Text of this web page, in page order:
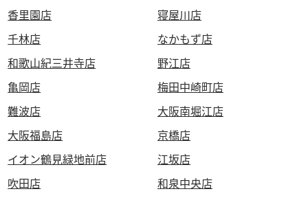
香里園店
寝屋川店
千林店
なかもず店
和歌山紀三井寺店
野江店
亀岡店
梅田中崎町店
難波店
大阪南堀江店
大阪福島店
京橋店
イオン鶴見緑地前店
江坂店
吹田店
和泉中央店